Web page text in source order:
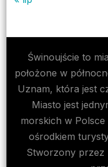
Świnoujście to
położone w
Uznam, która jest
Miasto jest
morskich w
ośrodkiem
Stworzony przez